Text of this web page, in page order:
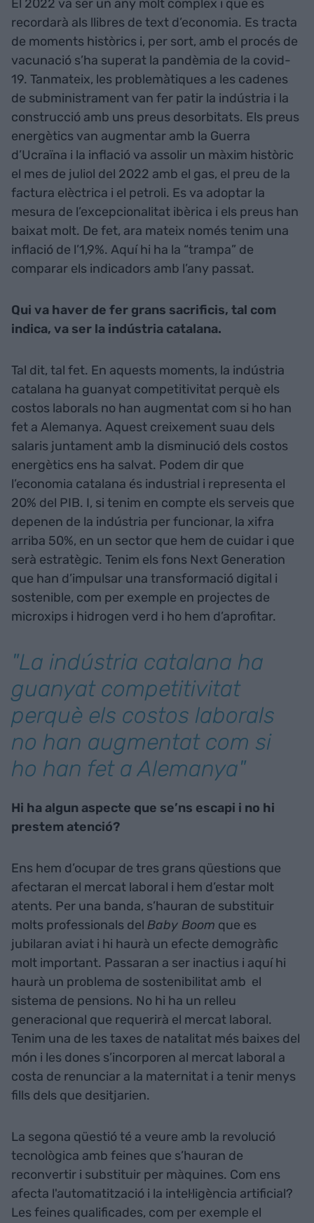
El 2022 va ser un any molt complex i que es
recordarà als llibres de text d’economia. Es tracta
de moments històrics i, per sort, amb el procés de
vacunació s’ha superat la pandèmia de la covid-
19. Tanmateix, les problemàtiques a les cadenes
de subministrament van fer patir la indústria i la
construcció amb uns preus desorbitats. Els preus
energètics van augmentar amb la Guerra
d’Ucraïna i la inflació va assolir un màxim històric
el mes de juliol del 2022 amb el gas, el preu de la
factura elèctrica i el petroli. Es va adoptar la
mesura de l’excepcionalitat ibèrica i els preus han
baixat molt. De fet, ara mateix només tenim una
inflació de l’1,9%. Aquí hi ha la “trampa” de
comparar els indicadors amb l’any passat.
Qui va haver de fer grans sacrificis, tal com
indica, va ser la indústria catalana.
Tal dit, tal fet. En aquests moments, la indústria
catalana ha guanyat competitivitat perquè els
costos laborals no han augmentat com si ho han
fet a Alemanya. Aquest creixement suau dels
salaris juntament amb la disminució dels costos
energètics ens ha salvat. Podem dir que
l’economia catalana és industrial i representa el
20% del PIB. I, si tenim en compte els serveis que
depenen de la indústria per funcionar, la xifra
arriba 50%, en un sector que hem de cuidar i que
serà estratègic. Tenim els fons Next Generation
que han d’impulsar una transformació digital i
sostenible, com per exemple en projectes de
microxips i hidrogen verd i ho hem d’aprofitar.
"La indústria catalana ha
guanyat competitivitat
perquè els costos laborals
no han augmentat com si
ho han fet a Alemanya"
Hi ha algun aspecte que se’ns escapi i no hi
prestem atenció?
Ens hem d’ocupar de tres grans qüestions que
afectaran el mercat laboral i hem d’estar molt
atents. Per una banda, s’hauran de substituir
molts professionals del Baby Boom que es
jubilaran aviat i hi haurà un efecte demogràfic
molt important. Passaran a ser inactius i aquí hi
haurà un problema de sostenibilitat amb el
sistema de pensions. No hi ha un relleu
generacional que requerirà el mercat laboral.
Tenim una de les taxes de natalitat més baixes del
món i les dones s’incorporen al mercat laboral a
costa de renunciar a la maternitat i a tenir menys
fills dels que desitjarien.
La segona qüestió té a veure amb la revolució
tecnològica amb feines que s’hauran de
reconvertir i substituir per màquines. Com ens
afecta l'automatització i la intel·ligència artificial?
Les feines qualificades, com per exemple el